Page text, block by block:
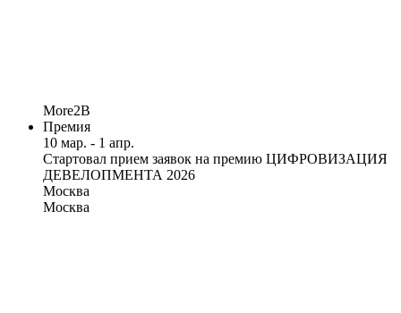
More2B
Премия
10 мар. - 1 апр.
Стартовал прием заявок на премию ЦИФРОВИЗАЦИЯ
ДЕВЕЛОПМЕНТА 2026
Москва
Москва